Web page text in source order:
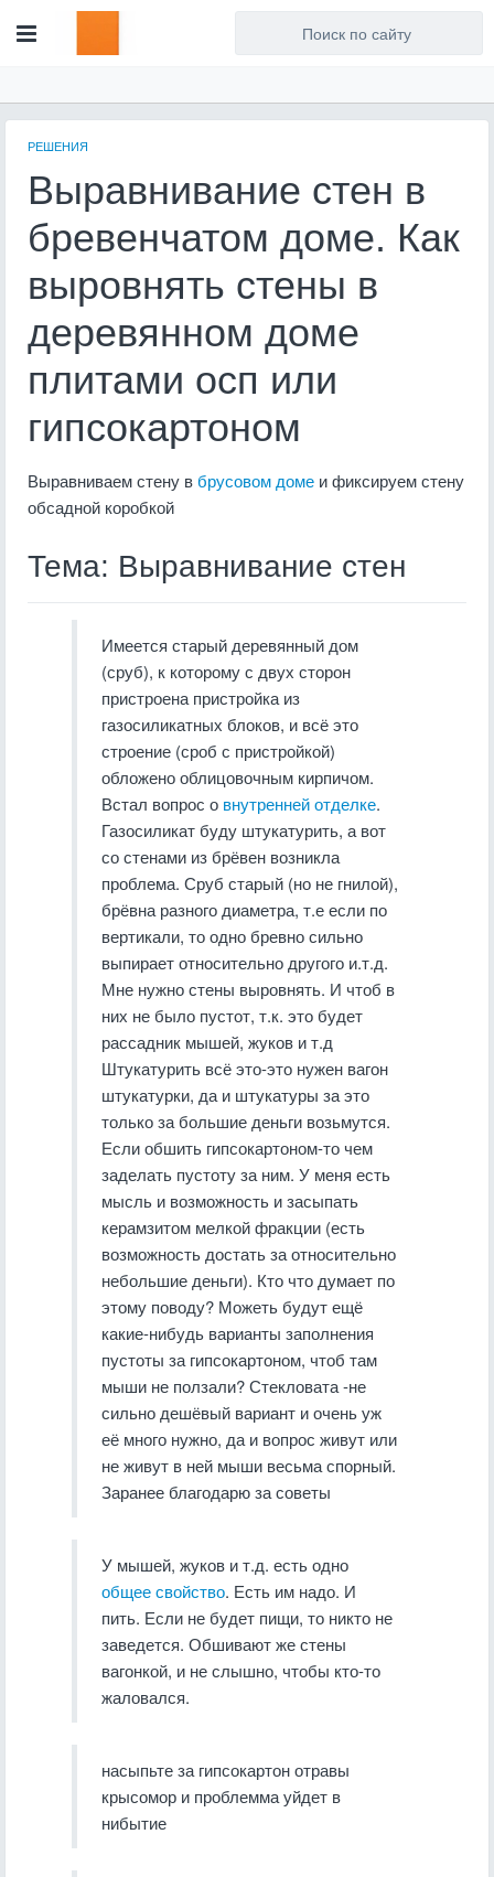
РЕШЕНИЯ
Выравнивание стен в
бревенчатом доме. Как
выровнять стены в
деревянном доме
плитами осп или
гипсокартоном
Выравниваем стену вбрусовом доме и фиксируем стену
обсадной коробкой
Тема: Выравнивание стен
Имеется старый деревянный дом
(сруб), к которому с двух сторон
пристроена пристройка из
газосиликатных блоков, и всё это
строение (сроб с пристройкой)
обложено облицовочным кирпичом.
Встал вопрос о внутренней отделке.
Газосиликат буду штукатурить, а вот
со стенами из брёвен возникла
проблема. Сруб старый (но не гнилой),
брёвна разного диаметра, т.е если по
вертикали, то одно бревно сильно
выпирает относительно другого и.т.д.
Мне нужно стены выровнять. И чтоб в
них не было пустот, т.к. это будет
рассадник мышей, жуков и т.д
Штукатурить всё это-это нужен вагон
штукатурки, да и штукатуры за это
только за большие деньги возьмутся.
Если обшить гипсокартоном-то чем
заделать пустоту за ним. У меня есть
мысль и возможность и засыпать
керамзитом мелкой фракции (есть
возможность достать за относительно
небольшие деньги). Кто что думает по
этому поводу? Можеть будут ещё
какие-нибудь варианты заполнения
пустоты за гипсокартоном, чтоб там
мыши не ползали? Стекловата -не
сильно дешёвый вариант и очень уж
её много нужно, да и вопрос живут или
не живут в ней мыши весьма спорный.
Заранее благодарю за советы
У мышей, жуков и т.д. есть одно
общее свойство. Есть им надо. И
пить. Если не будет пищи, то никто не
заведется. Обшивают же стены
вагонкой, и не слышно, чтобы кто-то
жаловался.
насыпьте за гипсокартон отравы
крысомор и проблемма уйдет в
нибытие
Для любых предложений по
сайту: artist71@cp9.ru